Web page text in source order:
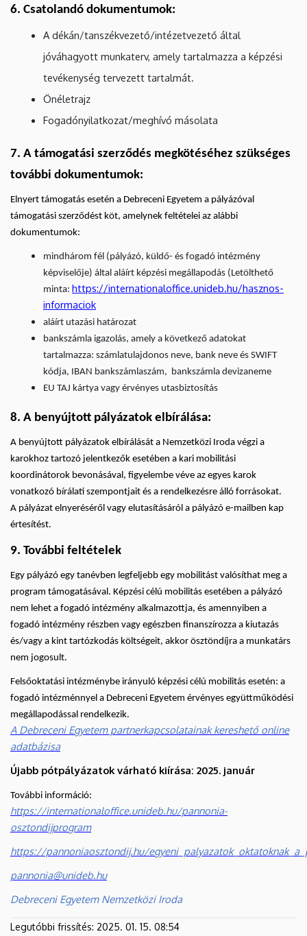
6. Csatolandó dokumentumok:
A dékán/tanszékvezető/intézetvezető által
jóváhagyott munkaterv, amely tartalmazza a képzési
tevékenység tervezett tartalmát.
Önéletrajz
Fogadónyilatkozat/meghívó másolata
7. A támogatási szerződés megkötéséhez szükséges
további dokumentumok:
Elnyert támogatás esetén a Debreceni Egyetem a pályázóval
támogatási szerződést köt, amelynek feltételei az alábbi
dokumentumok:
mindhárom fél (pályázó, küldő- és fogadó intézmény
képviselője) által aláírt képzési megállapodás (Letölthető
minta: https://internationaloffice.unideb.hu/hasznos-
informaciok
aláírt utazási határozat
bankszámla igazolás, amely a következő adatokat
tartalmazza: számlatulajdonos neve, bank neve és SWIFT
kódja, IBAN bankszámlaszám, bankszámla devizaneme
EU TAJ kártya vagy érvényes utasbiztosítás
8. A benyújtott pályázatok elbírálása:
A benyújtott pályázatok elbírálását a Nemzetközi Iroda végzi a
karokhoz tartozó jelentkezők esetében a kari mobilitási
koordinátorok bevonásával, figyelembe véve az egyes karok
vonatkozó bírálati szempontjait és a rendelkezésre álló forrásokat.
A pályázat elnyeréséről vagy elutasításáról a pályázó e-mailben kap
értesítést.
9. További feltételek
Egy pályázó egy tanévben legfeljebb egy mobilitást valósíthat meg a
program támogatásával. Képzési célú mobilitás esetében a pályázó
nem lehet a fogadó intézmény alkalmazottja, és amennyiben a
fogadó intézmény részben vagy egészben finanszírozza a kiutazás
és/vagy a kint tartózkodás költségeit, akkor ösztöndíjra a munkatárs
nem jogosult.
Felsőoktatási intézménybe irányuló képzési célú mobilitás esetén: a
fogadó intézménnyel a Debreceni Egyetem érvényes együttműködési
megállapodással rendelkezik.
A Debreceni Egyetem partnerkapcsolatainak kereshető online
adatbázisa
Újabb pótpályázatok várható kiírása: 2025. január
További információ:
https://internationaloffice.unideb.hu/pannonia-
osztondijprogram
https://pannoniaosztondij.hu/
pannonia@unideb.hu
Debreceni Egyetem Nemzetközi Iroda
Legutóbbi frissítés: 2025. 01. 15. 08:54